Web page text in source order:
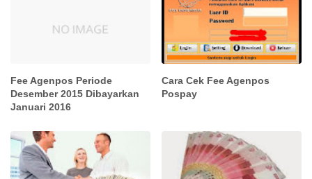
Fee Agenpos Periode
Desember 2015 Dibayarkan
Januari 2016
Cara Cek Fee Agenpos
Pospay